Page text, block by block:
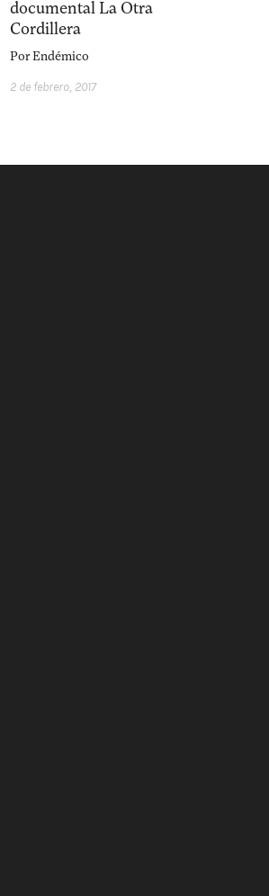
documental La Otra
Cordillera
PorEndémico
2 de febrero, 2017